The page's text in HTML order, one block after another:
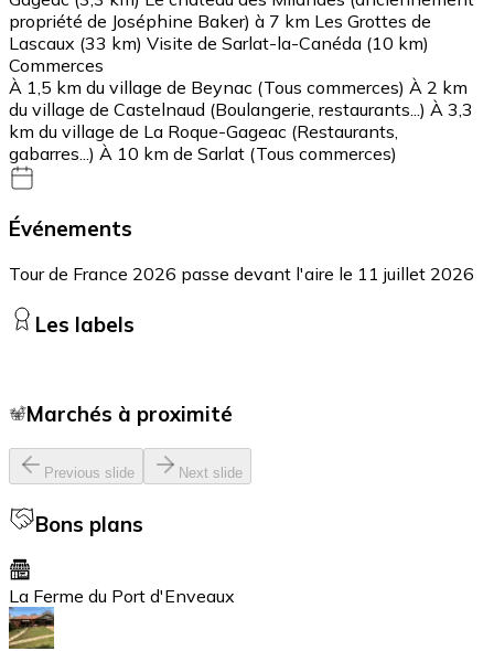
propriété de Joséphine Baker) à 7 km Les Grottes de
Lascaux (33 km) Visite de Sarlat-la-Canéda (10 km)
Commerces
À 1,5 km du village de Beynac (Tous commerces) À 2 km
du village de Castelnaud (Boulangerie, restaurants...) À 3,3
km du village de La Roque-Gageac (Restaurants,
gabarres...) À 10 km de Sarlat (Tous commerces)
Événements
Tour de France 2026 passe devant l'aire le 11 juillet 2026
Les labels
Marchés à proximité
Previous slide Next slide
Bons plans
La Ferme du Port d'Enveaux